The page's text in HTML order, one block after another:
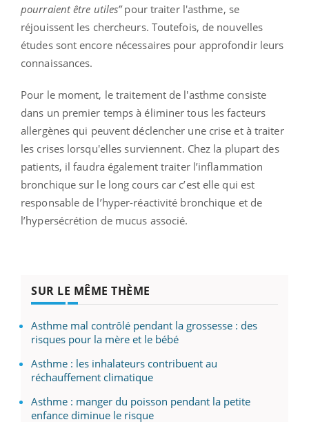
pourraient être utiles”pour traiter l'asthme, se
réjouissent les chercheurs. Toutefois, de nouvelles
études sont encore nécessaires pour approfondir leurs
connaissances.
Pour le moment, le traitement de l'asthme consiste
dans un premier temps à éliminer tous les facteurs
allergènes qui peuvent déclencher une crise et à traiter
les crises lorsqu'elles surviennent. Chez la plupart des
patients, il faudra également traiter l’inflammation
bronchique sur le long courscar c’est elle qui est
responsable de l’hyper-réactivité bronchique et de
l’hypersécrétion de mucus associé.
SUR LE MÊME THÈME
Asthme mal contrôlé pendant la grossesse : des
risques pour la mère et le bébé
Asthme : les inhalateurs contribuent au
réchauffement climatique
Asthme : manger du poisson pendant la petite
enfance diminue le risque